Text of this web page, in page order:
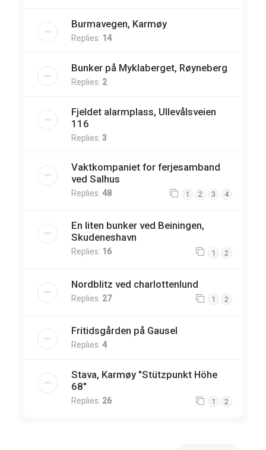
Burmavegen, Karmøy
Replies: 14
Bunker på Myklaberget, Røyneberg
Replies: 2
Fjeldet alarmplass, Ullevålsveien
116
Replies: 3
Vaktkompaniet for ferjesamband
ved Salhus
Replies: 48 1 2 3 4
En liten bunker ved Beiningen,
Skudeneshavn
Replies: 16 1 2
Nordblitz ved charlottenlund
Replies: 27 1 2
Fritidsgården på Gausel
Replies: 4
Stava, Karmøy "Stützpunkt Höhe
68"
Replies: 26 1 2